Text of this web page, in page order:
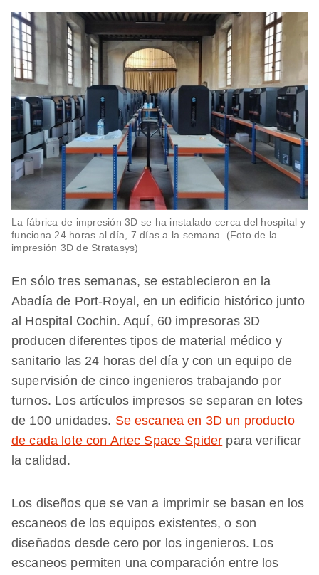
La fábrica de impresión 3D se ha instalado cerca del hospital y
funciona 24 horas al día, 7 días a la semana. (Foto de la
impresión 3D de Stratasys)
En sólo tres semanas, se establecieron en la
Abadía de Port-Royal, en un edificio histórico junto
al Hospital Cochin. Aquí, 60 impresoras 3D
producen diferentes tipos de material médico y
sanitario las 24 horas del día y con un equipo de
supervisión de cinco ingenieros trabajando por
turnos. Los artículos impresos se separan en lotes
de 100 unidades. Se escanea en 3D un producto
de cada lote con Artec Space Spider para verificar
la calidad.
Los diseños que se van a imprimir se basan en los
escaneos de los equipos existentes, o son
diseñados desde cero por los ingenieros. Los
escaneos permiten una comparación entre los